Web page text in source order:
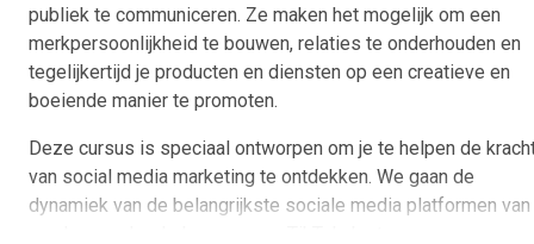
publiek te communiceren. Ze maken het mogelijk om een
merkpersoonlijkheid te bouwen, relaties te onderhouden en
tegelijkertijd je producten en diensten op een creatieve en
boeiende manier te promoten.
Deze cursus is speciaal ontworpen om je te helpen de
van social media marketing te ontdekken. We gaan de
dynamiek van de belangrijkste sociale media platformen van